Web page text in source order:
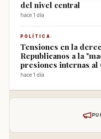
del nivel central
hace 1 día
POLÍTICA
Tensiones en la
Republicanos a la
presiones internas al
hace 1 día